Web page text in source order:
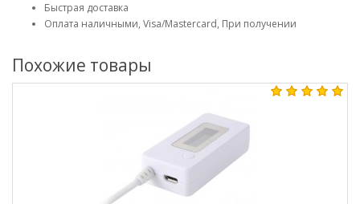
Быстрая доставка
Оплата наличными, Visa/Mastercard, При получении
Похожие товары